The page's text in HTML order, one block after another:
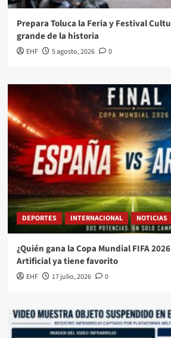
Prepara Toluca la Feria y Festival
grande de la historia
EHF 5 agosto, 2026 0
DEPORTES INTERNACIONAL NOTICIAS
¿Quién gana la Copa Mundial FIFA
Artificial ya tiene favorito
EHF 17 julio, 2026 0